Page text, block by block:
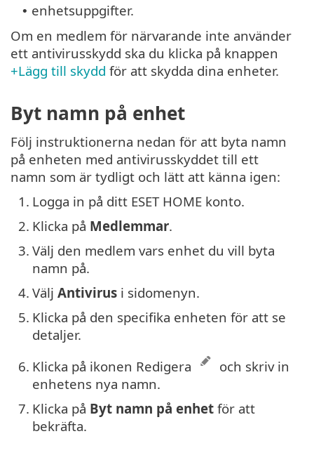
• enhetsuppgifter.
Om en medlem för närvarande inte använder
ett antivirusskydd ska du klicka på knappen
+Lägg till skydd för att skydda dina enheter.
Byt namn på enhet
Följ instruktionerna nedan för att byta namn
på enheten med antivirusskyddet till ett
namn som är tydligt och lätt att känna igen:
1. Logga in på ditt ESET HOME konto.
2. Klicka på Medlemmar.
3. Välj den medlem vars enhet du vill byta
namn på.
4. Välj Antivirus i sidomenyn.
5. Klicka på den specifika enheten för att se
detaljer.
6. Klicka på ikonen Redigera
och skriv in
enhetens nya namn.
7. Klicka på Byt namn på enhet för att
bekräfta.